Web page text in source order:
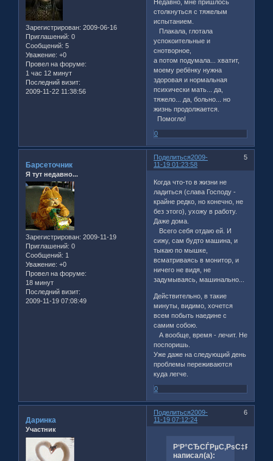
Зарегистрирован: 2009-06-16
Приглашений: 0
Сообщений: 5
Уважение: +0
Провел на форуме:
1 час 12 минут
Последний визит:
2009-11-22 11:38:56
Недавно, мне пришлось
столкнуться с тяжелым
испытанием.
Плакала, глотала
успокоительные и
снотворное,
а потом подумала... хватит,
моему ребёнку нужна
здоровая и нормальная
психически мать... да,
тяжело... да, больно... но
жизнь продолжается.
Помогло!
0
Поделиться 5
2009-
11-19 01:23:58
Барсеточник
Я тут недавно...
Зарегистрирован: 2009-11-19
Приглашений: 0
Сообщений: 1
Уважение: +0
Провел на форуме:
18 минут
Последний визит:
2009-11-19 07:08:49
Когда что-то в жизни не
ладиться (слава Господу -
крайне редко, но конечно, не
без этого), ухожу в работу.
Даже дома.
Всего себя отдаю ей. И
сижу, сам будто машина, и
тыкаю по мышке,
всматриваясь в монитор, и
ничего не видя, не
задумываясь, машинально...
Действительно, в такие
минуты, видимо, хочется
всем побыть наедине с
самим собою.
А вообще, время - лечит. Не
поспоришь.
Уже даже на следующий день
проблемы переживаются
куда легче.
0
Поделиться 6
2009-
11-19 07:12:24
Даринка
Участник
Р‘Р°СЂСЃРµС‚РѕС‡РЅРёРє
написал(а):